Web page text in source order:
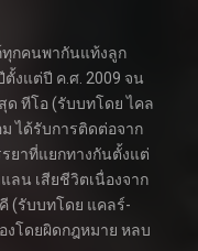
ทุกคนพากันแท้งลูก
ตั้งแต่ปี ค.ศ. 2009 จน
ทีโอ (รับบทโดย ไคล
ได้รับการติดต่อจาก
ยาที่แยกทางกันตั้งแต่
ลน เสียชีวิตเนื่องจาก
(รับบทโดย แคลร์-
งโดยผิดกฎหมาย หลบ